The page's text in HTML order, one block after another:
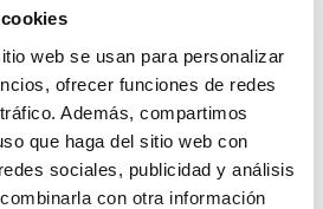
web se usan para personalizar
ofrecer funciones de redes
Además, compartimos
que haga del sitio web con
sociales, publicidad y análisis
con otra información